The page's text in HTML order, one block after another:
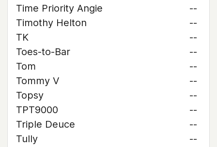
Time Priority Angie
--
Timothy Helton
--
TK
--
Toes-to-Bar
--
Tom
--
Tommy V
--
Topsy
--
TPT9000
--
Triple Deuce
--
Tully
--